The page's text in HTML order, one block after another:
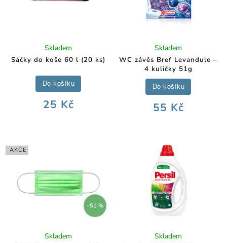
Sáčky do koše 60 l (20 ks)
Skladem
25 Kč
Do košíku
WC závěs Bref Levandule –
4 kuličky 51g
Skladem
55 Kč
Do košíku
AKCE
–51 %
Skladem Skladem